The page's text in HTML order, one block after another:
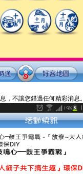
，不讓您錯過任何精彩消息。